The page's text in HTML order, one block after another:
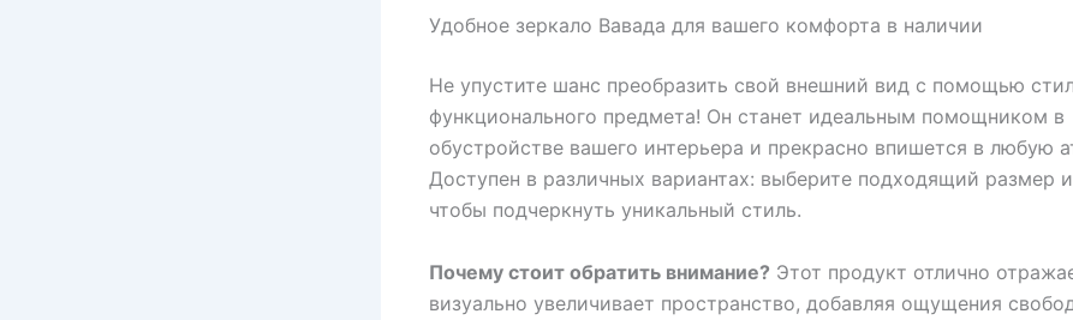
Удобное зеркало Вавада для вашего комфорта в наличии
Не упустите шанс преобразить свой внешний вид с помощью
функционального предмета! Он станет идеальным помощником в
обустройстве вашего интерьера и прекрасно впишется в любую
Доступен в различных вариантах: выберите подходящий размер
чтобы подчеркнуть уникальный стиль.
Почему стоит обратить внимание? Этот продукт отлично
визуально увеличивает пространство, добавляя ощущения